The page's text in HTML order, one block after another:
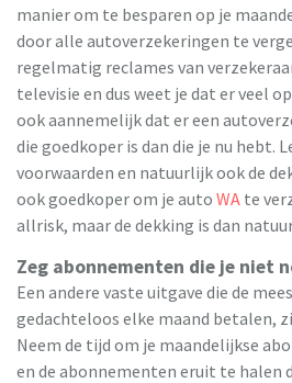
manier om te besparen op je
door alle autoverzekeringen te
regelmatig reclames van
televisie en dus weet je dat er veel
ook aannemelijk dat er een
die goedkoper is dan die je nu hebt.
voorwaarden en natuurlijk ook de
ook goedkoper om je auto WA te
allrisk, maar de dekking is dan
Zeg abonnementen die je niet
Een andere vaste uitgave die de
gedachteloos elke maand betalen,
Neem de tijd om je maandelijkse
en de abonnementen eruit te halen